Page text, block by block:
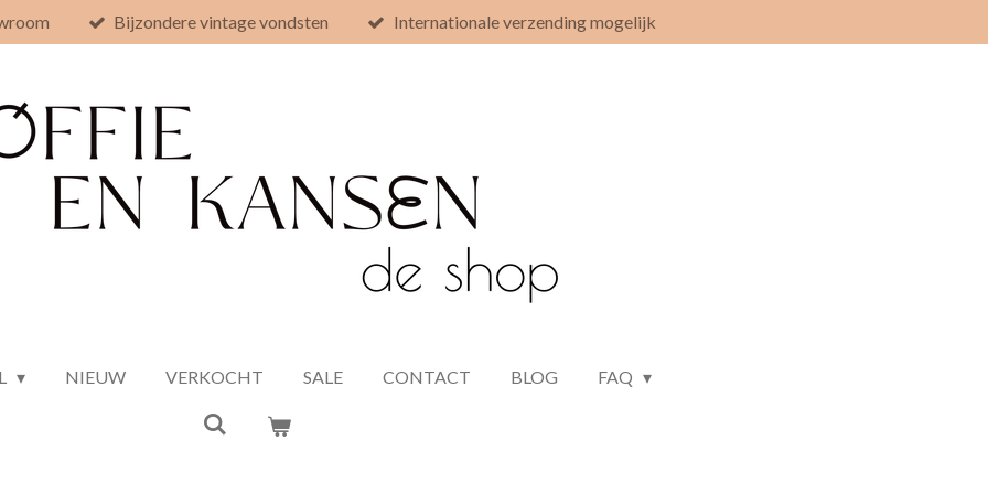
Bijzondere vintage vondsten Internationale verzending mogelijk
NIEUW VERKOCHT SALE CONTACT BLOG FAQ